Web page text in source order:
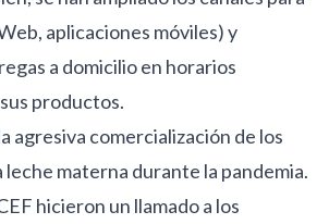
aplicaciones móviles) y
a domicilio en horarios
productos.
agresiva comercialización de los
leche materna durante la pandemia.
hicieron un llamadoa los